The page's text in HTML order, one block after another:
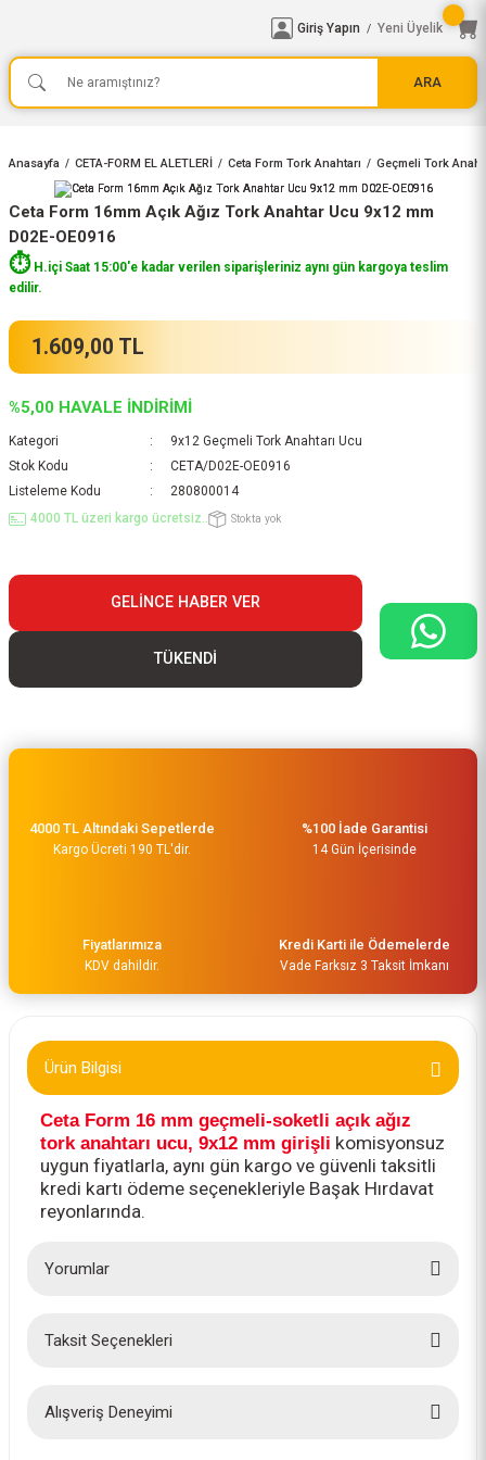
ARA
Giriş Yapın / Yeni Üyelik
Anasayfa CETA-FORM EL ALETLERİ Ceta Form Tork Anahtarı Geçmeli Tork
Ceta Form 16mm Açık Ağız Tork Anahtar Ucu 9x12 mm
D02E-OE0916
⏱️H.içi Saat 15:00'e kadar verilen siparişleriniz aynı gün kargoya teslim
edilir.
1.609,00 TL
%5,00 HAVALE İNDİRİMİ
Kategori
9x12 Geçmeli Tork Anahtarı Ucu
Stok Kodu
CETA/D02E-OE0916
Listeleme Kodu
280800014
4000 TL üzeri kargo ücretsiz..
Stokta yok
GELINCE HABER VER
TÜKENDİ
4000 TL Altındaki Sepetlerde
Kargo Ücreti 190 TL'dir.
%100 İade Garantisi
14 Gün İçerisinde
Fiyatlarımıza
KDV dahildir.
Kredi Karti ile Ödemelerde
Vade Farksız 3 Taksit İmkanı
Ürün Bilgisi
Ceta Form 16 mm geçmeli-soketli açık ağız
tork anahtarı ucu, 9x12 mm girişli komisyonsuz
uygun fiyatlarla, aynı gün kargo ve güvenli taksitli
kredi kartı ödeme seçenekleriyle Başak Hırdavat
reyonlarında.
Yorumlar
Taksit Seçenekleri
Alışveriş Deneyimi